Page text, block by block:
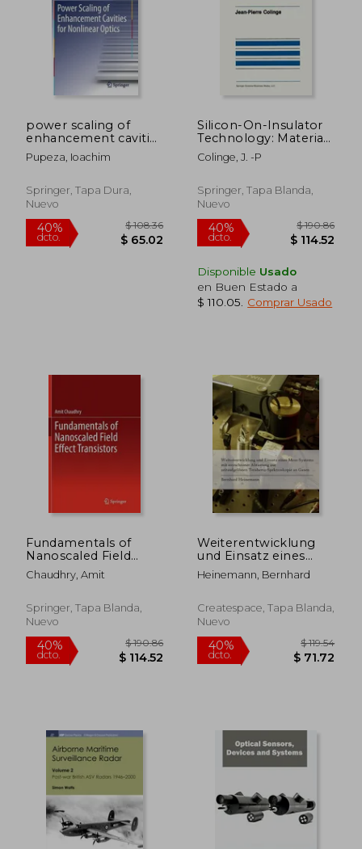
dcto. $ 182.32 dcto.
power scaling of
enhancement cavities
for nonlinear optics
(en Inglés)
Pupeza, Ioachim
Springer, Tapa Dura,
Nuevo
40%
Silicon-On-Insulator
Technology: Materials
to VLSI (en Inglés)
Colinge, J. -P
Springer, Tapa Blanda,
Nuevo
40%
Disponible Usado
en Buen Estado a
$ 110.05
Comprar Usado
Fundamentals of
Nanoscaled Field
Effect Transistors (en
Inglés)
Chaudhry, Amit
Springer, Tapa Blanda,
Nuevo
Weiterentwicklung
und Einsatz eines
Mess-Systems mit
asynchroner
zeitaufgelösten
Terahertz-
Gasen (en Alemán)
Heinemann, Bernhard
Createspace, Tapa Blanda,
Nuevo